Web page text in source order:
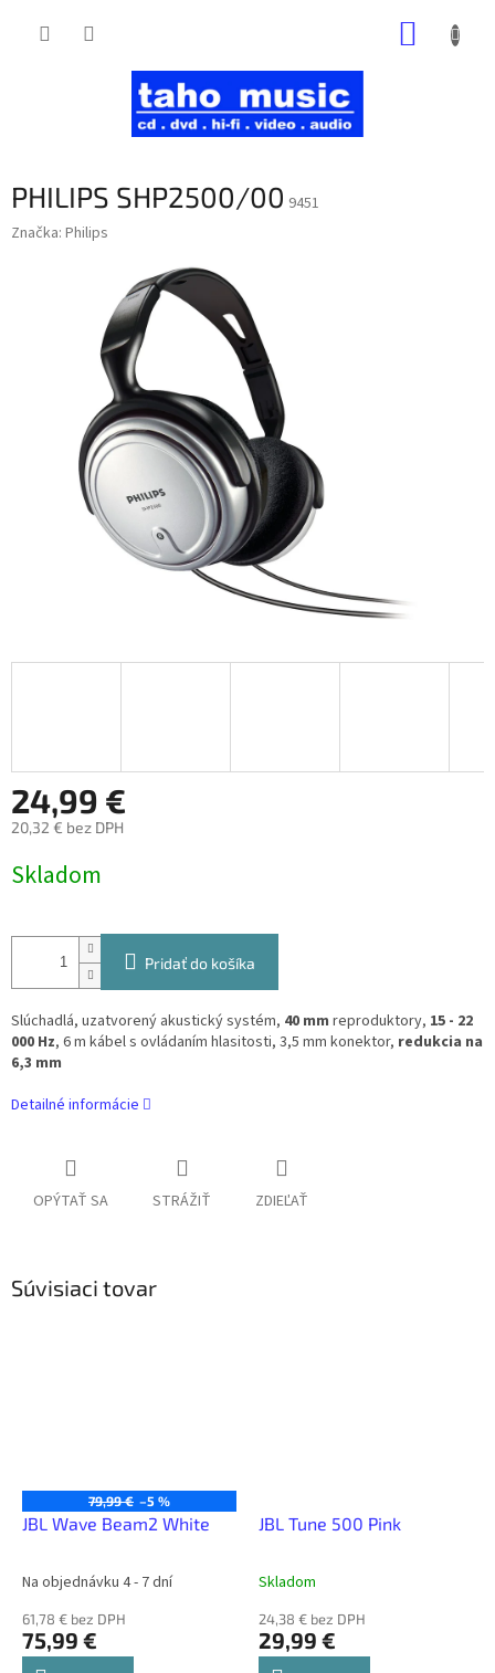
PHILIPS SHP2500/00 9451
Značka: Philips
24,99 €
20,32 € bez DPH
cena:
Skladom
Pridať do košíka
Slúchadlá, uzatvorený akustický systém, 40 mm reproduktory, 15 - 22
000 Hz, 6 m kábel s ovládaním hlasitosti, 3,5 mm konektor, redukcia na
6,3 mm
Detailné informácie
OPÝTAŤ SA STRÁŽIŤ ZDIEĽAŤ
Súvisiaci tovar
79,99 € –5 %
JBL Wave Beam2 White
Na objednávku 4 - 7 dní
61,78 € bez DPH
75,99 €
JBL Tune 500 Pink
Skladom
24,38 € bez DPH
29,99 €